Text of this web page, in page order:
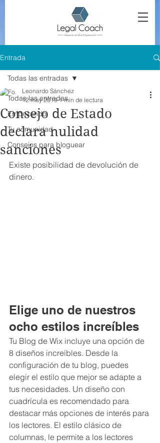
Entrada
Todas las entradas
Empezando
Tu comunidad
Consejos para bloguear
Todas las entradas
Consejo de Estado
declara nulidad
sanciones
Leonardo Sánchez
12 may 2019 1 min de lectura
Existe posibilidad de devolución de
dinero.
Elige uno de nuestros
ocho estilos increíbles
Tu Blog de Wix incluye una opción de
8 diseños increíbles. Desde la
configuración de tu blog, puedes
elegir el estilo que mejor se adapte a
tus necesidades. Un diseño con
cuadrícula es recomendado para
destacar más opciones de interés para
los lectores. El estilo clásico de
columnas, le permite a los lectores